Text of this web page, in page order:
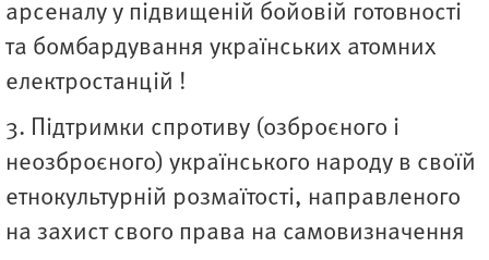
арсеналу у підвищеній бойовій готовності
та бомбардування українських атомних
електростанцій !
3. Підтримки спротиву (озброєного і
неозброєного) українського народу в своїй
етнокультурній розмаїтості, направленого
на захист свого права на самовизначення